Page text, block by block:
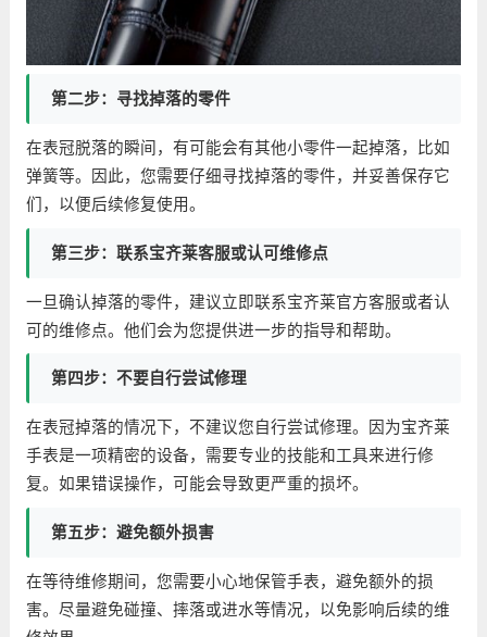
第二步：寻找掉落的零件
在表冠脱落的瞬间，有可能会有其他小零件一起掉落，比如
弹簧等。因此，您需要仔细寻找掉落的零件，并妥善保存它
们，以便后续修复使用。
第三步：联系宝齐莱客服或认可维修点
一旦确认掉落的零件，建议立即联系宝齐莱官方客服或者认
可的维修点。他们会为您提供进一步的指导和帮助。
第四步：不要自行尝试修理
在表冠掉落的情况下，不建议您自行尝试修理。因为宝齐莱
手表是一项精密的设备，需要专业的技能和工具来进行修
复。如果错误操作，可能会导致更严重的损坏。
第五步：避免额外损害
在等待维修期间，您需要小心地保管手表，避免额外的损
害。尽量避免碰撞、摔落或进水等情况，以免影响后续的维